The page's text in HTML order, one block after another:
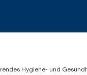
Hygiene- und